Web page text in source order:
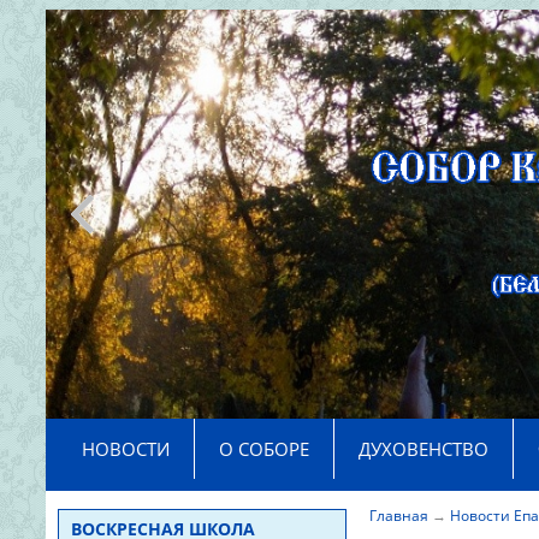
>
НОВОСТИ О СОБОРЕ ДУХОВЕНСТВО
ВОСКРЕСНАЯ ШКОЛА
Главная → Новости